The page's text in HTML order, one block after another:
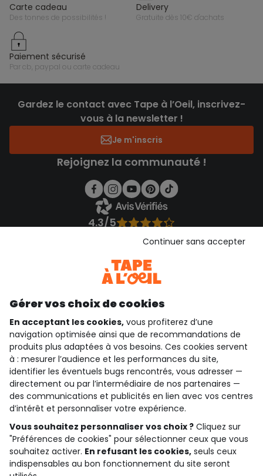
carte cadeau
des tonnes de possibilités !
delivery
gratuite dès 10€ d'achats
paiement sécurisé
par cb, paypal ou carte cadeau
Gardez le contact avec Tape à l’Oeil, inscrivez-
vous à la newsletter !
Je m'inscris
Rejoignez la communauté !
4.3/5
Voir l’attestation de confiance
Téléchargez notre application
Découvrir notre application
qui sommes-nous ?
besoin d'aide ?
le club fidélité
notre catalogue
Conditions générales de ventes et d'utilisation
Gérer vos choix de cookies
En acceptant les cookies, vous profiterez d’une
navigation optimisée ainsi que de recommandations de
produits plus adaptées à vos besoins. Ces cookies servent
à : mesurer l’audience et les performances du site,
identifier les éventuels bugs rencontrés, vous adresser —
directement ou par l’intermédiaire de nos partenaires —
des communications et publicités en lien avec vos centres
d’intérêt et personnaliser votre expérience.
Vous souhaitez personnaliser vos choix ? Cliquez sur
"Préférences de cookies" pour sélectionner ceux que vous
souhaitez activer. En refusant les cookies, seuls ceux
indispensables au bon fonctionnement du site seront
Continuer sans accepter